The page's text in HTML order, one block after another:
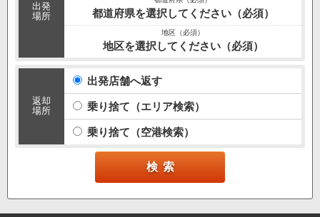
出発
場所
都道府県を選択してください（必須）
地区を選択してください（必須）
返却
場所
出発店舗へ返す
乗り捨て（エリア検索）
乗り捨て（空港検索）